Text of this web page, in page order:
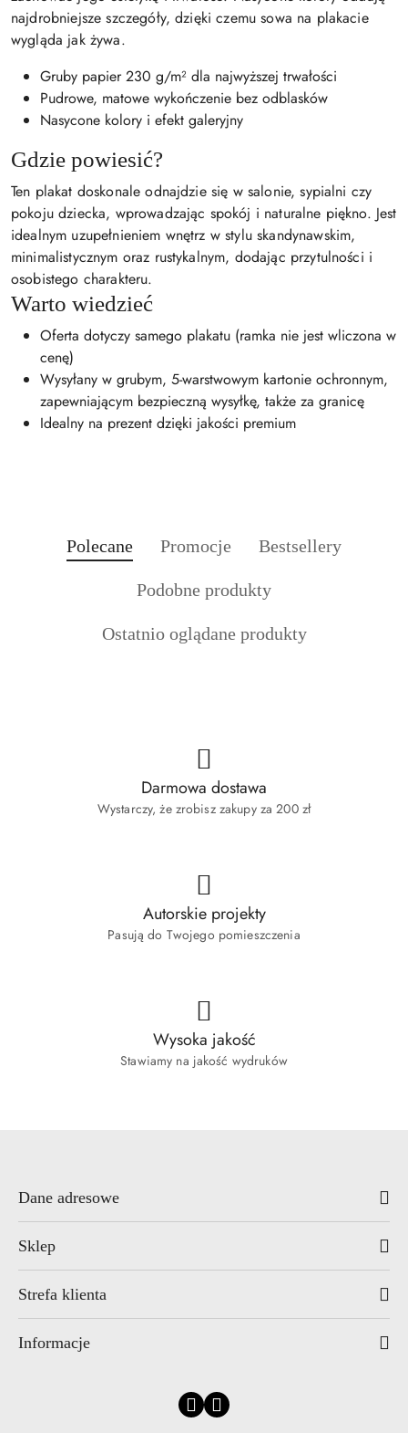
najdrobniejsze szczegóły, dzięki czemu sowa na plakacie
wygląda jak żywa.
Gruby papier 230 g/m² dla najwyższej trwałości
Pudrowe, matowe wykończenie bez odblasków
Nasycone kolory i efekt galeryjny
Gdzie powiesić?
Ten plakat doskonale odnajdzie się w salonie, sypialni czy
pokoju dziecka, wprowadzając spokój i naturalne piękno. Jest
idealnym uzupełnieniem wnętrz w stylu skandynawskim,
minimalistycznym oraz rustykalnym, dodając przytulności i
osobistego charakteru.
Warto wiedzieć
Oferta dotyczy samego plakatu (ramka nie jest wliczona w
cenę)
Wysyłany w grubym, 5-warstwowym kartonie ochronnym,
zapewniającym bezpieczną wysyłkę, także za granicę
Idealny na prezent dzięki jakości premium
Pomiń karuzelę produktów
Produkty
Polecane
Produkty
statusie:
Promocje
Produkty
statusie:
Bestsellery
Produkty
statusie:
Podobne produkty
Produkty
Ostatnio oglądane produkty
Darmowa dostawa
Wystarczy, że zrobisz zakupy za 200 zł
Autorskie projekty
Pasują do Twojego pomieszczenia
Wysoka jakość
Stawiamy na jakość wydruków
Dane adresowe
Sklep
Strefa klienta
Informacje